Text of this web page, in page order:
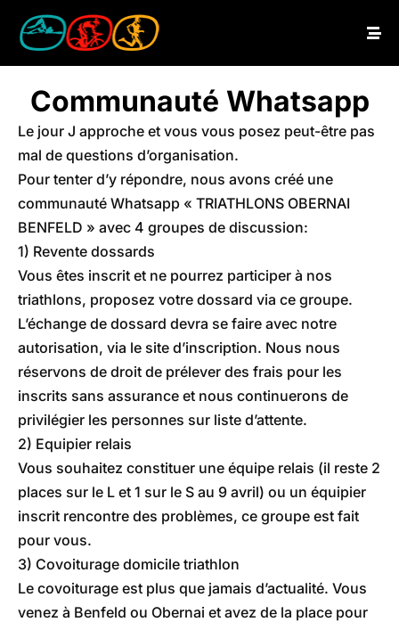
Communauté Whatsapp
Le jour J approche et vous vous posez peut-être pas
mal de questions d’organisation.
Pour tenter d’y répondre, nous avons créé une
communauté Whatsapp « TRIATHLONS OBERNAI
BENFELD » avec 4 groupes de discussion:
1) Revente dossards
Vous êtes inscrit et ne pourrez participer à nos
triathlons, proposez votre dossard via ce groupe.
L’échange de dossard devra se faire avec notre
autorisation, via le site d’inscription. Nous nous
réservons de droit de prélever des frais pour les
inscrits sans assurance et nous continuerons de
privilégier les personnes sur liste d’attente.
2) Equipier relais
Vous souhaitez constituer une équipe relais (il reste 2
places sur le L et 1 sur le S au 9 avril) ou un équipier
inscrit rencontre des problèmes, ce groupe est fait
pour vous.
3) Covoiturage domicile triathlon
Le covoiturage est plus que jamais d’actualité. Vous
venez à Benfeld ou Obernai et avez de la place pour